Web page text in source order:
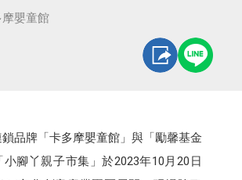
嬰童館
品牌「卡多摩嬰童館」與「勵馨基金
腳丫親子市集」於2023年10月20日